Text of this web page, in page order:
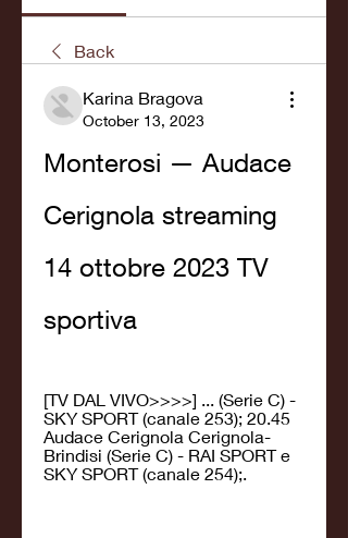
Back
Karina Bragova
October 13, 2023
Monterosi — Audace
Cerignola streaming
14 ottobre 2023 TV
sportiva
[TV DAL VIVO>>>>] ... (Serie C) -
SKY SPORT (canale 253); 20.45
Audace Cerignola Cerignola-
Brindisi (Serie C) - RAI SPORT e
SKY SPORT (canale 254);.